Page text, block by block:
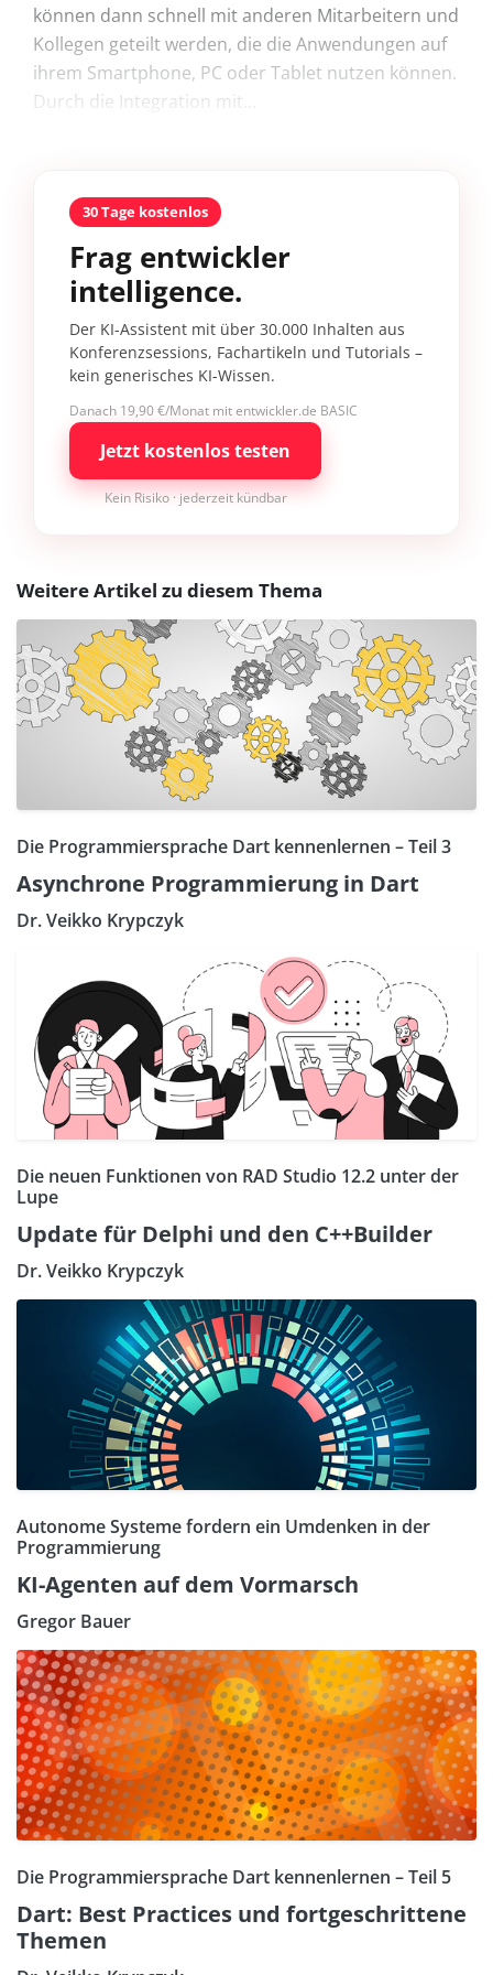
können dann schnell mit anderen Mitarbeitern und
Kollegen geteilt werden, die die Anwendungen auf
ihrem Smartphone, PC oder Tablet nutzen können.
Durch die Integration mit...
30 Tage kostenlos
Frag entwickler
intelligence.
Der KI-Assistent mit über 30.000 Inhalten aus
Konferenzsessions, Fachartikeln und Tutorials –
kein generisches KI-Wissen.
Danach 19,90 €/Monat mit entwickler.de BASIC
Jetzt kostenlos testen
Kein Risiko · jederzeit kündbar
Weitere Artikel zu diesem Thema
Die Programmiersprache Dart kennenlernen – Teil 3
Asynchrone Programmierung in Dart
Dr. Veikko Krypczyk
Die neuen Funktionen von RAD Studio 12.2 unter der
Lupe
Update für Delphi und den C++Builder
Dr. Veikko Krypczyk
Autonome Systeme fordern ein Umdenken in der
Programmierung
KI-Agenten auf dem Vormarsch
Gregor Bauer
Die Programmiersprache Dart kennenlernen – Teil 5
Dart: Best Practices und fortgeschrittene
Themen